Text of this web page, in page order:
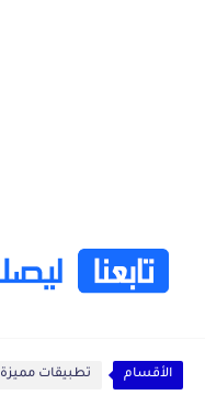
الأقسام تطبيقات مميزة